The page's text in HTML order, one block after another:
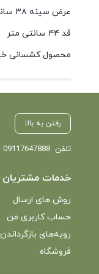
عرض سینه ۳۸ سانتی متر
قد ۴۴ سانتی متر
محصول کشسانی
رفتن به بالا
تلفن09117647888
خدمات مشتریان
روش های ارسال
حساب کاربری من
رویه‌های بازگرداندن
فروشگاه